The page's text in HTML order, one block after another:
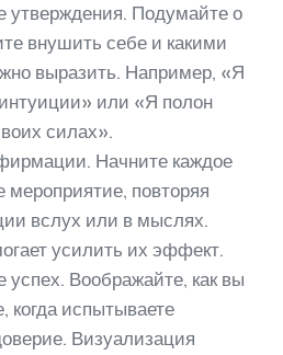
Подумайте о
внушить себе и какими
выразить. Например, «Я
или «Я полон
силах».
Начните каждое
мероприятие, повторяя
вслух или в мыслях.
усилить их эффект.
успех. Воображайте, как вы
когда испытываете
Визуализация